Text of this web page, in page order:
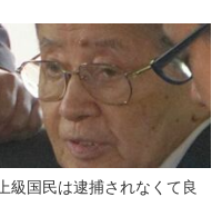
上級国民は逮捕されなくて良